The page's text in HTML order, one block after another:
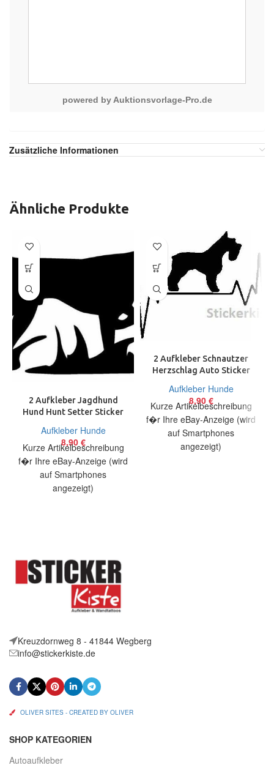
powered by Auktionsvorlage-Pro.de
Zusätzliche Informationen
Ähnliche Produkte
2 Aufkleber Jagdhund
Hund Hunt Setter Sticker
black
Aufkleber Hunde
8,90 €
Kurze Artikelbeschreibung
f�r Ihre eBay-Anzeige (wird
auf Smartphones
angezeigt)
2 Aufkleber Schnautzer
Herzschlag Auto Sticker
Aufkleber Hunde
8,90 €
Kurze Artikelbeschreibung
f�r Ihre eBay-Anzeige (wird
auf Smartphones
angezeigt)
Kreuzdornweg 8 - 41844 Wegberg
info@stickerkiste.de
OLIVER SITES - CREATED BY OLIVER
SHOP KATEGORIEN
Autoaufkleber